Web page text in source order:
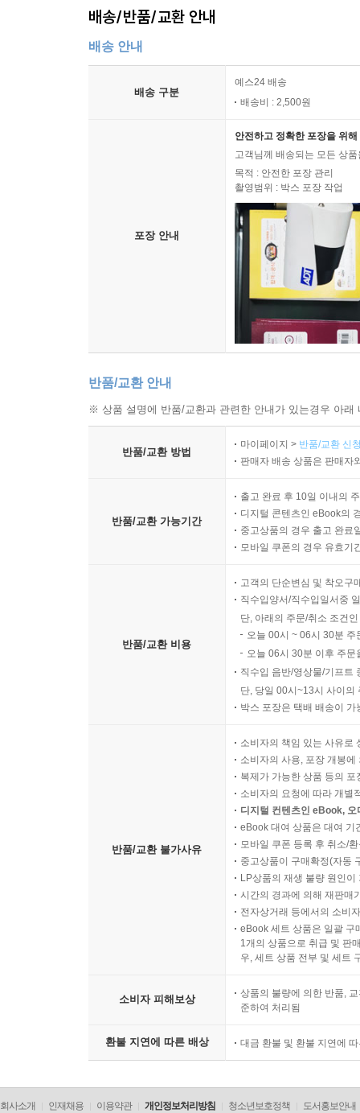
배송/반품/교환 안내
배송 안내
배송 구분
예스24 배송
배송비 : 2,500원
포장 안내
안전하고 정확한 포장을 위
고객님께 배송되는 모든 상
목적 : 안전한 포장 관리
촬영범위 : 박스 포장 작업
반품/교환 안내
※ 상품 설명에 반품/교환과 관련한 안내가 있는경우 아
반품/교환 방법
마이페이지 > 반품/교환 신
판매자 배송 상품은 판매자
반품/교환 가능기간
출고 완료 후 10일 이내의
디지털 콘텐츠인 eBook의
중고상품의 경우 출고 완료
모바일 쿠폰의 경우 유효기
반품/교환 비용
고객의 단순변심 및 착오구
직수입양서/직수입일서중
단, 아래의 주문/취소 조건
오늘 00시 ~ 06시 30분
오늘 06시 30분 이후 주
직수입 음반/영상물/기프트
단, 당일 00시~13시 사이의
박스 포장은 택배 배송이
반품/교환 불가사유
소비자의 책임 있는 사유로
소비자의 사용, 포장 개봉
복제가 가능한 상품 등의
소비자의 요청에 따라 개별
디지털 컨텐츠인 eBook,
eBook 대여 상품은 대여 기
모바일 쿠폰 등록 후 취소/
중고상품이 구매확정(자동
LP상품의 재생 불량 원인
시간의 경과에 의해 재판매
전자상거래 등에서의 소비
eBook 세트 상품은 일괄 구
1개의 상품으로 취급 및 판
우, 세트 상품 전부 및 세트
소비자 피해보상
상품의 불량에 의한 반품,
준하여 처리됨
환불 지연에 따른 배상 대금 환불 및 환불 지연에
회사소개 인재채용 이용약관 개인정보처리방침 청소년보호정책 도서홍보안내